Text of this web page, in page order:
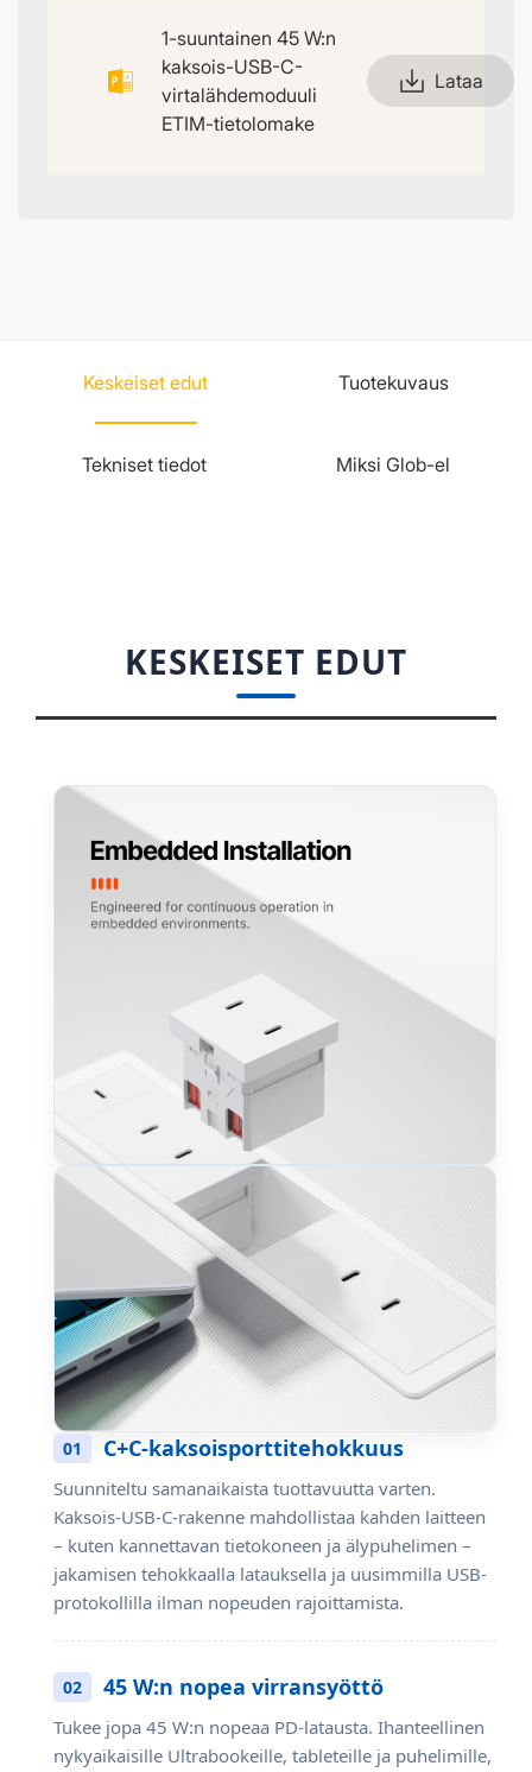
1-suuntainen 45 W:n
kaksois-USB-C-
virtalähdemoduuli
ETIM-tietolomake
Lataa
Keskeiset edut Tuotekuvaus
Tekniset tiedot Miksi Glob-el
KESKEISET EDUT
01 C+C-kaksoisporttitehokkuus
Suunniteltu samanaikaista tuottavuutta varten.
Kaksois-USB-C-rakenne mahdollistaa kahden laitteen
– kuten kannettavan tietokoneen ja älypuhelimen –
jakamisen tehokkaalla latauksella ja uusimmilla USB-
protokollilla ilman nopeuden rajoittamista.
02 45 W:n nopea virransyöttö
Tukee jopa 45 W:n nopeaa PD-latausta. Ihanteellinen
nykyaikaisille Ultrabookeille, tableteille ja puhelimille,